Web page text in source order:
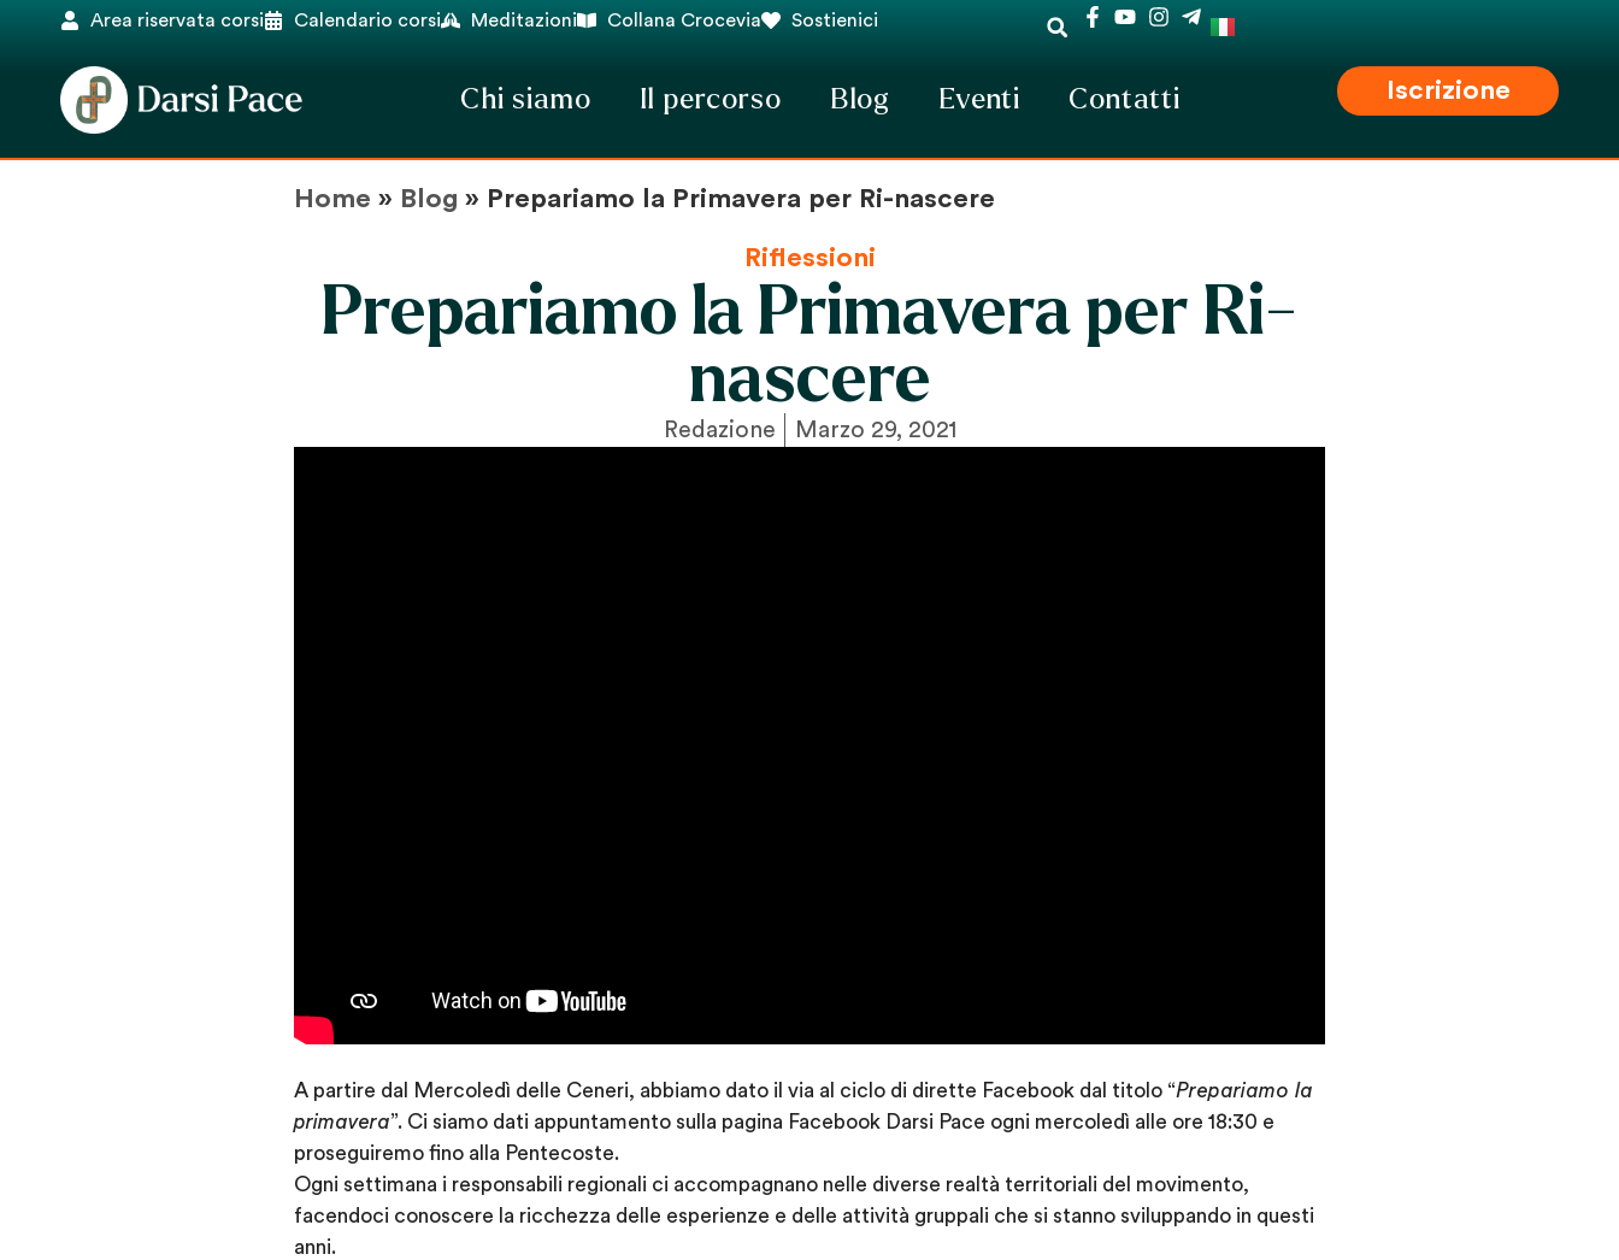
Area riservata corsi Calendario corsi Meditazioni Collana Crocevia Sostienici
Chi siamo Il percorso Blog Eventi Contatti Iscrizione
Home » Blog » Prepariamo la Primavera per Ri-nascere
Riflessioni
Prepariamo la Primavera per Ri-
nascere
Redazione Marzo 29, 2021
A partire dal Mercoledì delle Ceneri, abbiamo dato il via al ciclo di dirette Facebook dal titolo “Prepariamo la
primavera”. Ci siamo dati appuntamento sulla pagina Facebook Darsi Pace ogni mercoledì alle ore 18:30 e
proseguiremo fino alla Pentecoste.
Ogni settimana i responsabili regionali ci accompagnano nelle diverse realtà territoriali del movimento,
facendoci conoscere la ricchezza delle esperienze e delle attività gruppali che si stanno sviluppando in questi
anni.